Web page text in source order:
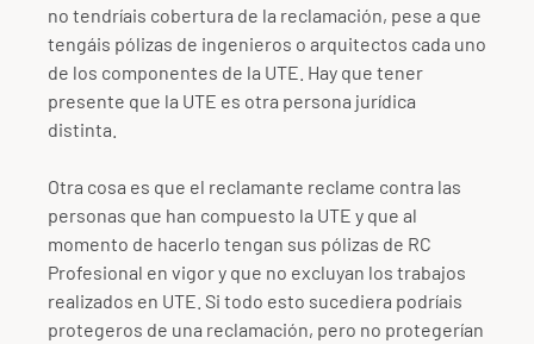
no tendríais cobertura de la reclamación, pese a que
tengáis pólizas de ingenieros o arquitectos cada uno
de los componentes de la UTE. Hay que tener
presente que la UTE es otra persona jurídica
distinta.
Otra cosa es que el reclamante reclame contra las
personas que han compuesto la UTE y que al
momento de hacerlo tengan sus pólizas de RC
Profesional en vigor y que no excluyan los trabajos
realizados en UTE. Si todo esto sucediera podríais
protegeros de una reclamación, pero no protegerían